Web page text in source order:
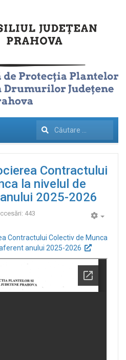
Căutare
...
Contractului
la nivelul de
2025-2026
443
Contractului Colectiv de Munca
anului 2025-2026